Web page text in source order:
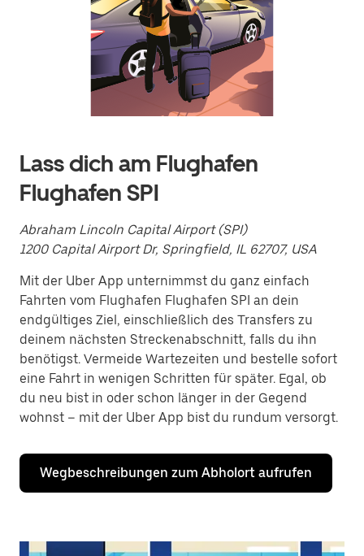
auszuwählen.
Taste,
um
den
Kalender
schließen.
Lass dich am Flughafen
Flughafen SPI
Abraham Lincoln Capital Airport (SPI)
1200 Capital Airport Dr, Springfield, IL 62707, USA
Mit der Uber App unternimmst du ganz einfach
Fahrten vom Flughafen Flughafen SPI an dein
endgültiges Ziel, einschließlich des Transfers zu
deinem nächsten Streckenabschnitt, falls du ihn
benötigst. Vermeide Wartezeiten und bestelle sofort
eine Fahrt in wenigen Schritten für später. Egal, ob
du neu bist in oder schon länger in der Gegend
wohnst – mit der Uber App bist du rundum versorgt.
Wegbeschreibungen zum Abholort aufrufen